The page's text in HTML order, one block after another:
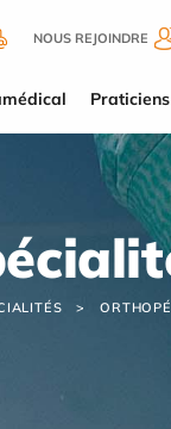
NOUS REJOINDRE